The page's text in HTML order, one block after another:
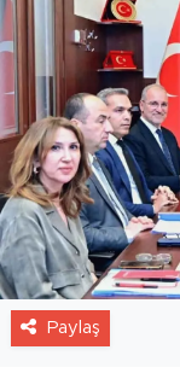
Paylaş